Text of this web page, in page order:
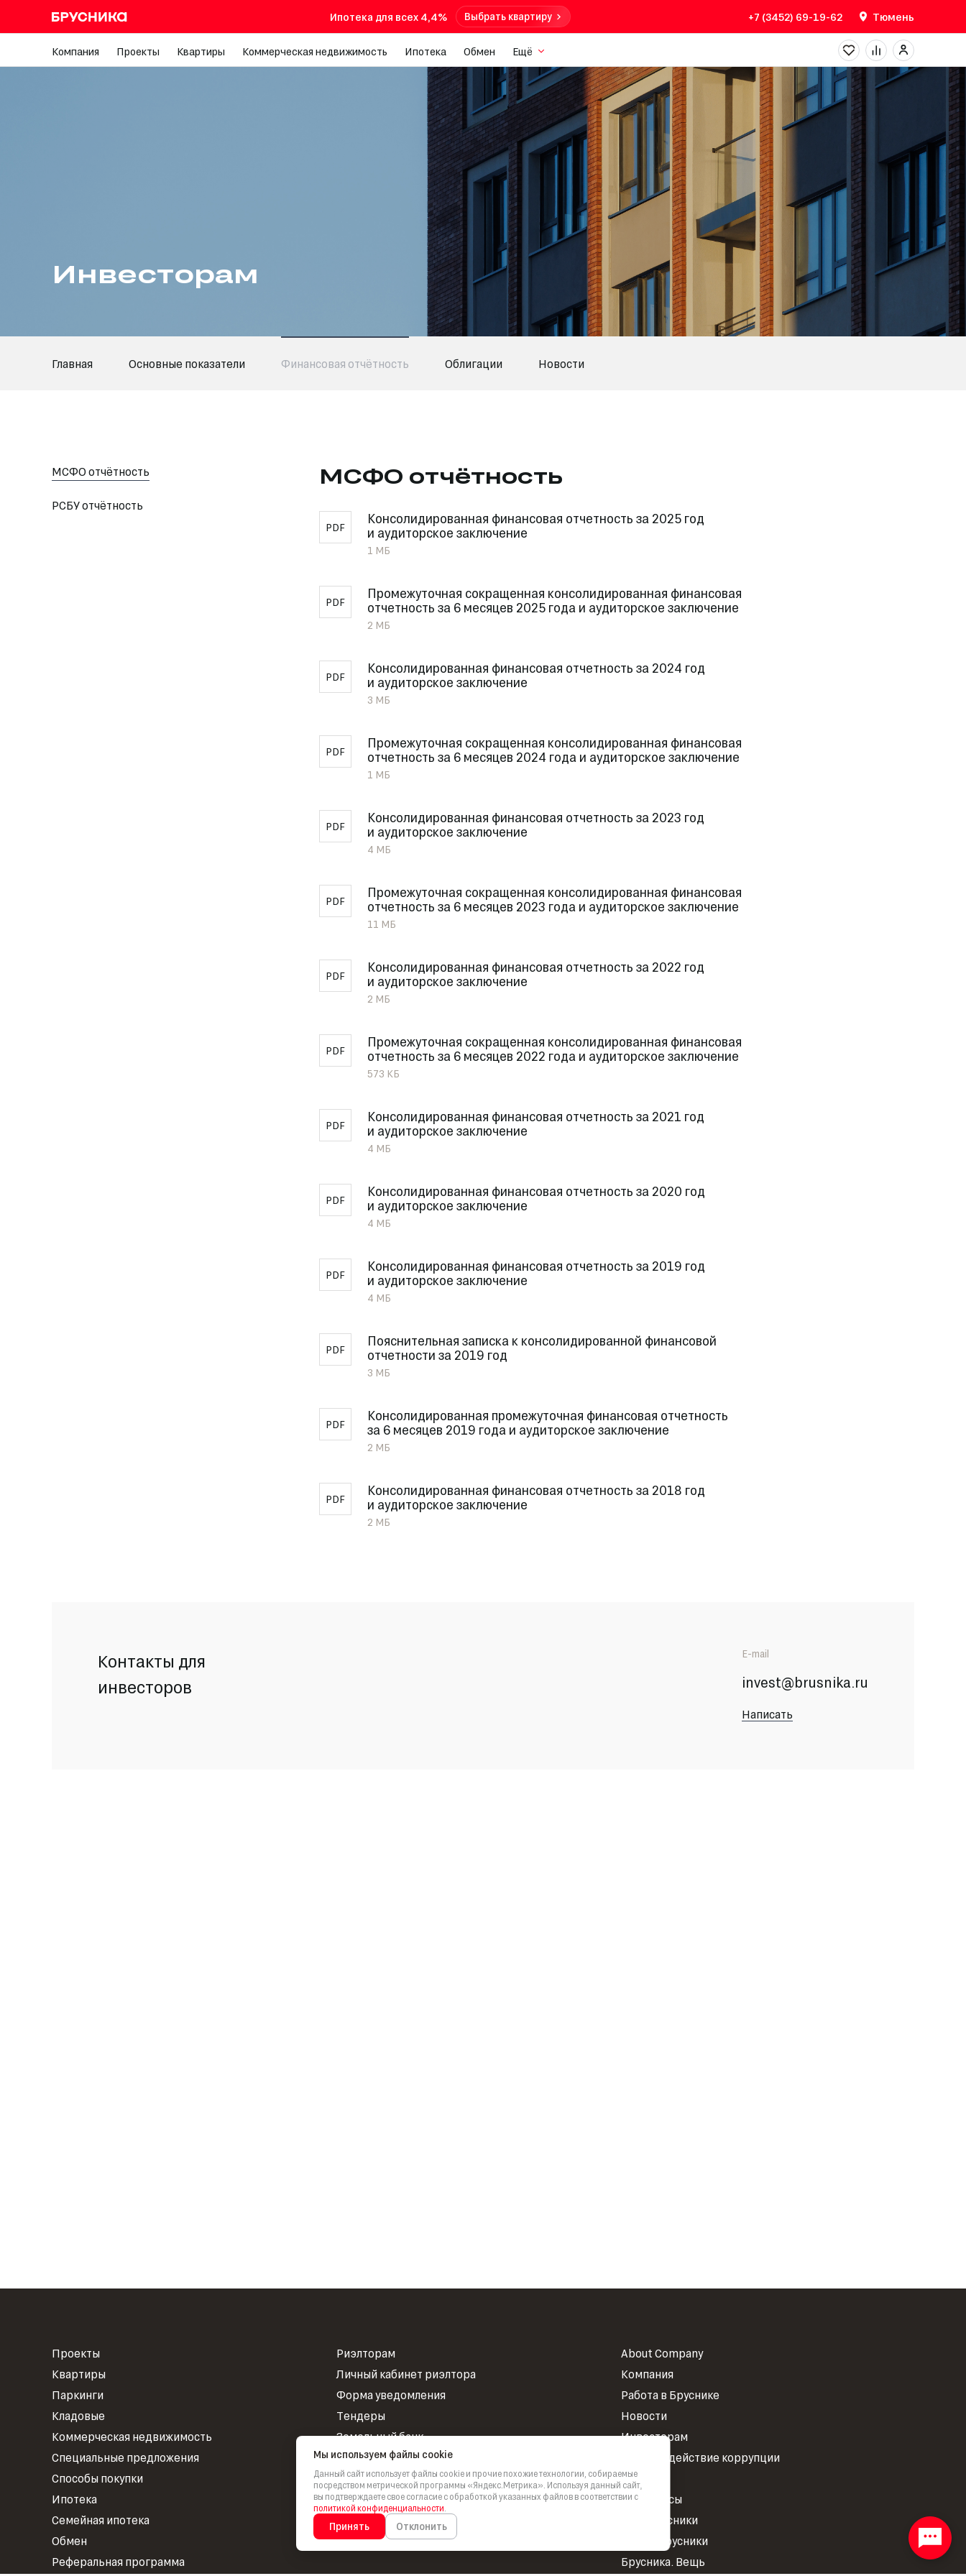
Ипотека для всех 4,4% Выбрать квартиру +7 (3452) 69-19-62 Тюмень
Компания Проекты Квартиры Коммерческая недвижимость Ипотека Обмен Ещё
Инвесторам
Главная Основные показатели Финансовая отчётность Облигации Новости
МСФО отчётность
РСБУ отчётность
МСФО отчётность
PDF
Консолидированная финансовая отчетность за 2025 год
и аудиторское заключение
1 МБ
PDF
Промежуточная сокращенная консолидированная финансовая
отчетность за 6 месяцев 2025 года и аудиторское заключение
2 МБ
PDF
Консолидированная финансовая отчетность за 2024 год
и аудиторское заключение
3 МБ
PDF
Промежуточная сокращенная консолидированная финансовая
отчетность за 6 месяцев 2024 года и аудиторское заключение
1 МБ
PDF
Консолидированная финансовая отчетность за 2023 год
и аудиторское заключение
4 МБ
PDF
Промежуточная сокращенная консолидированная финансовая
отчетность за 6 месяцев 2023 года и аудиторское заключение
11 МБ
PDF
Консолидированная финансовая отчетность за 2022 год
и аудиторское заключение
2 МБ
PDF
Промежуточная сокращенная консолидированная финансовая
отчетность за 6 месяцев 2022 года и аудиторское заключение
573 КБ
PDF
Консолидированная финансовая отчетность за 2021 год
и аудиторское заключение
4 МБ
PDF
Консолидированная финансовая отчетность за 2020 год
и аудиторское заключение
4 МБ
PDF
Консолидированная финансовая отчетность за 2019 год
и аудиторское заключение
4 МБ
PDF
Пояснительная записка к консолидированной финансовой
отчетности за 2019 год
3 МБ
PDF
Консолидированная промежуточная финансовая отчетность
за 6 месяцев 2019 года и аудиторское заключение
2 МБ
PDF
Консолидированная финансовая отчетность за 2018 год
и аудиторское заключение
2 МБ
Контакты для
инвесторов
E-mail
invest@brusnika.ru
Написать
Мы используем файлы cookie
Данный сайт использует файлы cookie и прочие похожие технологии, собираемые
посредством метрической программы «Яндекс.Метрика». Используя данный сайт,
вы подтверждаете свое согласие с обработкой указанных файлов в соответствии с
политикой конфиденциальности
Принять Отклонить
Проекты
Квартиры
Паркинги
Кладовые
Коммерческая недвижимость
Специальные предложения
Способы покупки
Ипотека
Семейная ипотека
Обмен
Реферальная программа
Риэлторам
Личный кабинет риэлтора
Форма уведомления
Тендеры
Земельный банк
Корпоративная программа
About Company
Компания
Работа в Бруснике
Новости
Инвесторам
Противодействие коррупции
НИОКР
Для прессы
Знак Брусники
Бренд Брусники
Брусника. Вещь